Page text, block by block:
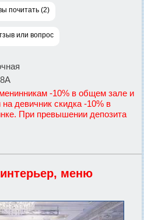
почитать (2)
или вопрос
-10% в общем зале и
девичник скидка -10% в
При превышении депозита
меню